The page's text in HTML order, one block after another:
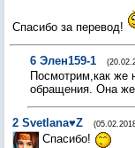
Спасибо за перевод!
6 Элен159-1
Посмотрим,как же
обращения. Она же
2 Svetlana♥Z
Спасибо!